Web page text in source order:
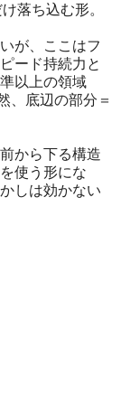
落ち込む形。
が、ここはフ
ード持続力と
以上の領域
、底辺の部分＝
から下る構造
使う形にな
しは効かない